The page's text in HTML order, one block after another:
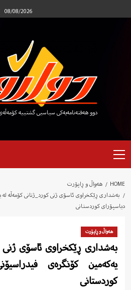
to
08/08/2026
دوو هەفتەنامەیەکی سیاسیی گشتییە
Menu
HOME
هەواڵ و ڕاپۆرت
بەشداری ڕێکخراوی ئاسۆی ژنی کورد_ژنانی کۆمەڵە لە
دیاسپۆرای کوردستانی
هەواڵ و ڕاپۆرت
بەشداری ڕێکخراوی ئاسۆی ژنی
یەکەمین کۆنگرەی
کوردستانی